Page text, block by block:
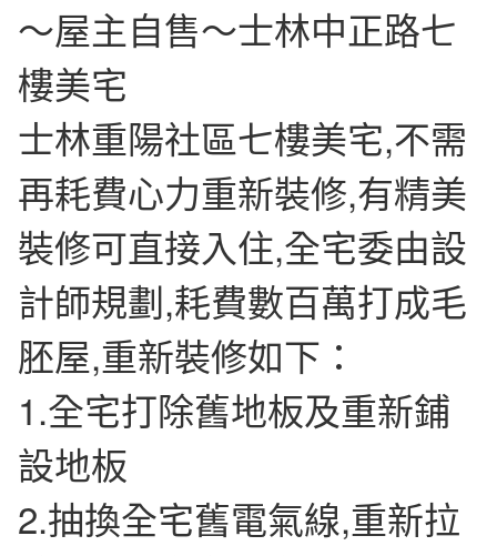
～屋主自售～士林中正路七
樓美宅
士林重陽社區七樓美宅,不需
再耗費心力重新裝修,有精美
裝修可直接入住,全宅委由設
計師規劃,耗費數百萬打成毛
胚屋,重新裝修如下：
1.全宅打除舊地板及重新鋪
設地板
2.抽換全宅舊電氣線,重新拉